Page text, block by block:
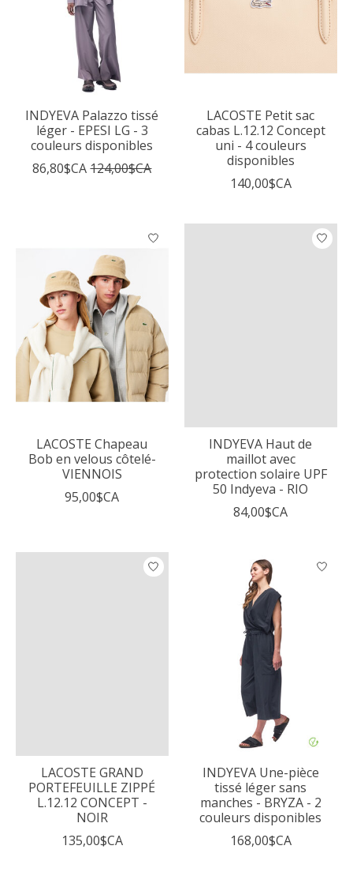
INDYEVA Palazzo tissé
léger - EPESI LG - 3
couleurs disponibles
86,80$CA 124,00$CA
LACOSTE Petit sac
cabas L.12.12 Concept
uni - 4 couleurs
disponibles
140,00$CA
LACOSTE Chapeau
Bob en velous côtelé-
VIENNOIS
95,00$CA
INDYEVA Haut de
maillot avec
protection solaire UPF
50 Indyeva - RIO
84,00$CA
LACOSTE GRAND
PORTEFEUILLE ZIPPÉ
L.12.12 CONCEPT -
NOIR
135,00$CA
INDYEVA Une-pièce
tissé léger sans
manches - BRYZA - 2
couleurs disponibles
168,00$CA